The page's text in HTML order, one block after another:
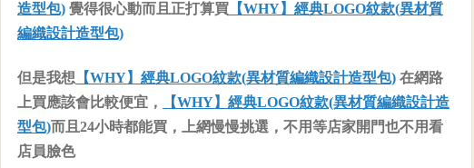
造型包) 覺得很心動而且正打算買 【WHY】經典LOGO紋款(異材質
編織設計造型包)
但是我想 【WHY】經典LOGO紋款(異材質編織設計造型包) 在網路
上買應該會比較便宜，
【WHY】經典LOGO紋款(異材質編織設計造
型包)而且24小時都能買，上網慢慢挑選，不用等店家開門也不用看
店員臉色